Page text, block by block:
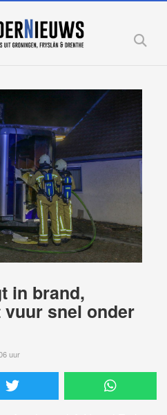
in brand,
snel onder
uur